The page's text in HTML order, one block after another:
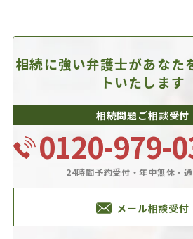
相続に強い弁護士があなた
トいたします
相続問題ご相談受付
0120-979-
24時間予約受付・年中無休・
メール相談受付